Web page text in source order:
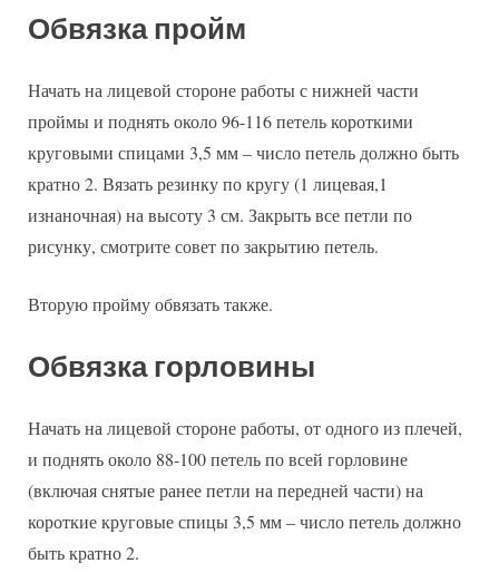
Обвязка пройм
Начать на лицевой стороне работы с нижней части
проймы и поднять около 96-116 петель короткими
круговыми спицами 3,5 мм – число петель должно быть
кратно 2. Вязать резинку по кругу (1 лицевая,1
изнаночная) на высоту 3 см. Закрыть все петли по
рисунку, смотрите совет по закрытию петель.
Вторую пройму обвязать также.
Обвязка горловины
Начать на лицевой стороне работы, от одного из плечей,
и поднять около 88-100 петель по всей горловине
(включая снятые ранее петли на передней части) на
короткие круговые спицы 3,5 мм – число петель должно
быть кратно 2.